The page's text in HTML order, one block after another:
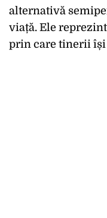
alternativă
viață. Ele
prin care tinerii își